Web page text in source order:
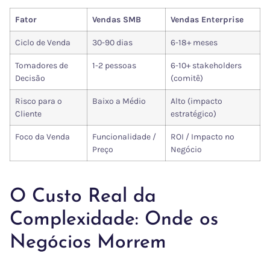
Fator Vendas SMB Vendas Enterprise
Ciclo de Venda 30-90 dias 6-18+ meses
Tomadores de
Decisão
1-2 pessoas
6-10+ stakeholders
(comitê)
Risco para o
Cliente
Baixo a Médio
Alto (impacto
estratégico)
Foco da Venda
Funcionalidade /
Preço
ROI / Impacto no
Negócio
O Custo Real da
Complexidade: Onde os
Negócios Morrem